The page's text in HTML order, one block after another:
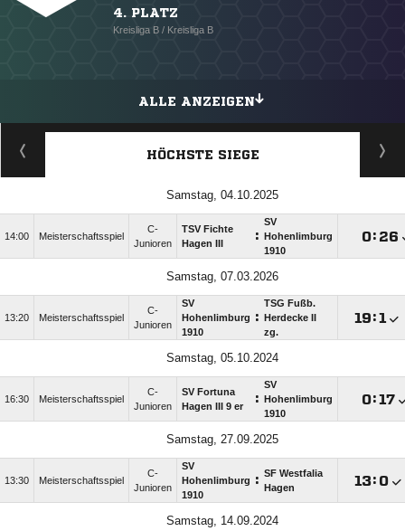
4. PLATZ
Kreisliga B / Kreisliga B
ALLE ANZEIGEN
HÖCHSTE SIEGE
Samstag, 04.10.2025
14:00 Meisterschaftsspiel
C-
Junioren
TSV Fichte
Hagen III
:
SV
Hohenlimburg
1910
: 
Samstag, 07.03.2026
13:20 Meisterschaftsspiel
C-
Junioren
SV
Hohenlimburg
1910
:
TSG Fußb.
Herdecke II
zg.
:
Samstag, 05.10.2024
16:30 Meisterschaftsspiel
C-
Junioren
SV Fortuna
Hagen III 9 er
:
SV
Hohenlimburg
1910
:
Samstag, 27.09.2025
13:30 Meisterschaftsspiel
C-
Junioren
SV
Hohenlimburg
1910
: SF Westfalia
Hagen
: 
Samstag, 14.09.2024